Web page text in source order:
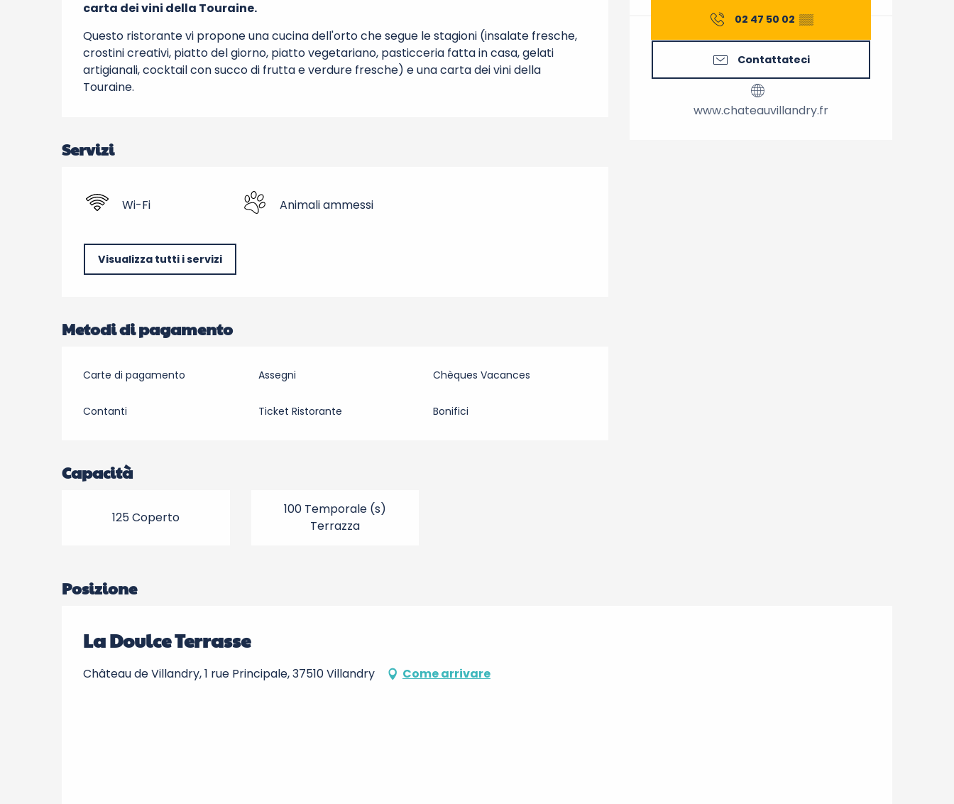
02 47 50 02 ▒▒
Contattateci
www.chateauvillandry.fr
carta dei vini della Touraine.
Questo ristorante vi propone una cucina dell'orto che segue le stagioni (insalate fresche,
crostini creativi, piatto del giorno, piatto vegetariano, pasticceria fatta in casa, gelati
artigianali, cocktail con succo di frutta e verdure fresche) e una carta dei vini della
Touraine.
Servizi
Wi-Fi Animali ammessi
Visualizza tutti i servizi
Metodi di pagamento
Carte di pagamento Assegni Chèques Vacances
Contanti Ticket Ristorante Bonifici
Capacità
125 Coperto
100 Temporale (s)
Terrazza
Posizione
La Doulce Terrasse
Château de Villandry, 1 rue Principale, 37510 Villandry Come arrivare